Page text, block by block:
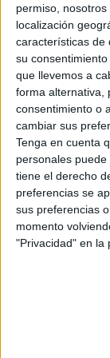
permiso,
localización
características de
su
que llevemos a
forma alternativa,
consentimiento o
cambiar sus
Tenga en cuenta
personales
tiene el derecho
preferencias se
sus preferencias
momento
"Privacidad" en la
Inicio
Etiquetas:
La universidad -
ADE -